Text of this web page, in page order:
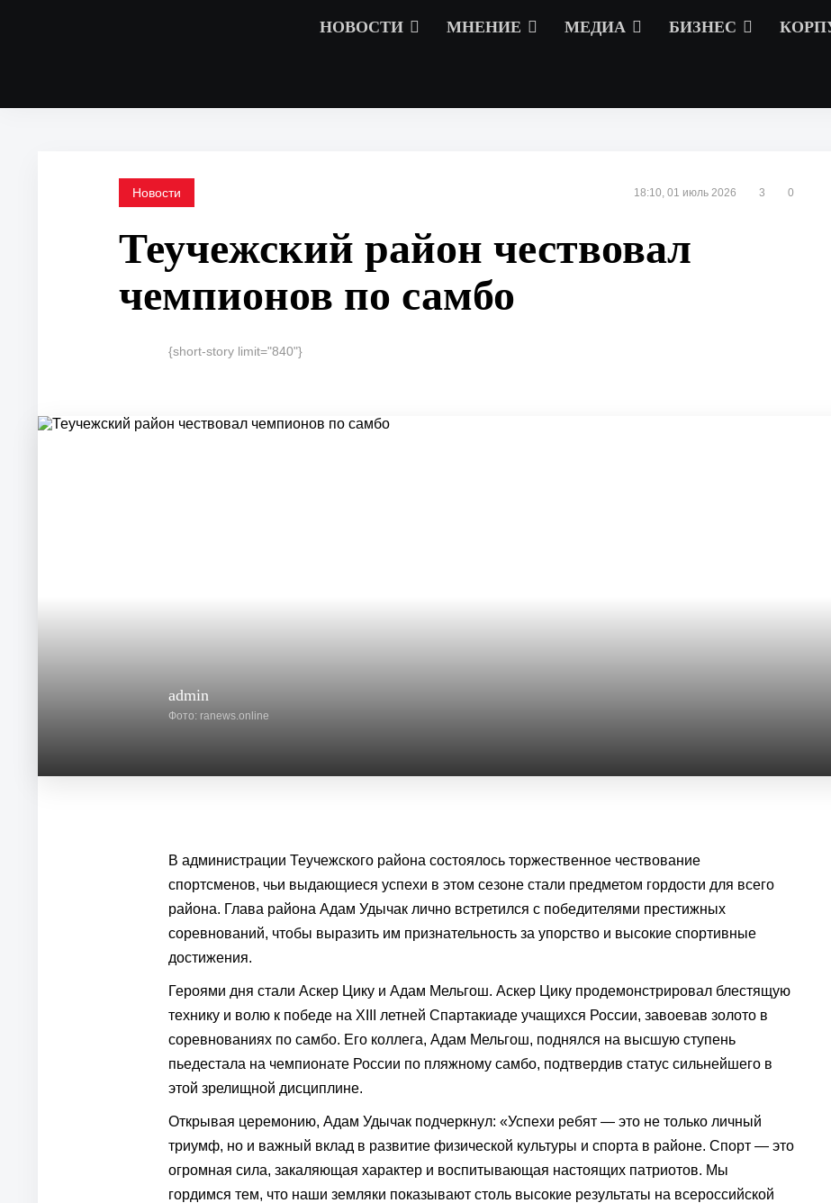
НОВОСТИ МНЕНИЕ МЕДИА БИЗНЕС
Новости 18:10, 01 июль 2026 3 0
Теучежский район чествовал
чемпионов по самбо
{short-story limit="840"}
admin
Фото: ranews.online
В администрации Теучежского района состоялось торжественное чествование
спортсменов, чьи выдающиеся успехи в этом сезоне стали предметом гордости для всего
района. Глава района Адам Удычак лично встретился с победителями престижных
соревнований, чтобы выразить им признательность за упорство и высокие спортивные
достижения.
Героями дня стали Аскер Цику и Адам Мельгош. Аскер Цику продемонстрировал блестящую
технику и волю к победе на XIII летней Спартакиаде учащихся России, завоевав золото в
соревнованиях по самбо. Его коллега, Адам Мельгош, поднялся на высшую ступень
пьедестала на чемпионате России по пляжному самбо, подтвердив статус сильнейшего в
этой зрелищной дисциплине.
Открывая церемонию, Адам Удычак подчеркнул: «Успехи ребят — это не только личный
триумф, но и важный вклад в развитие физической культуры и спорта в районе. Спорт — это
огромная сила, закаляющая характер и воспитывающая настоящих патриотов. Мы
гордимся тем, что наши земляки показывают столь высокие результаты на всероссийской